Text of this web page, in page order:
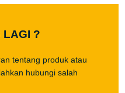
LAGI ?
tentang produk atau
hubungi salah